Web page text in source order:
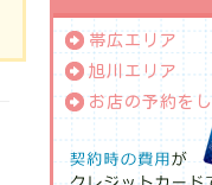
帯広の3K～3LDK賃貸
帯広の4K以上賃貸
旭川の3K～3LDK賃貸
旭川の4K以上賃貸
帯広エリア
旭川エリア
お店の予約を